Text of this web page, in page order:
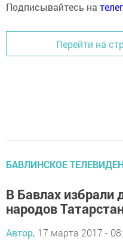
Подписывайтесь на
Перейти на
БАВЛИНСКОЕ
В Бавлах избрали
народов
Автор, 17 марта 2017 -